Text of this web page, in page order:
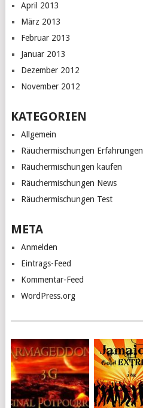
April 2013
März 2013
Februar 2013
Januar 2013
Dezember 2012
November 2012
KATEGORIEN
Allgemein
Räuchermischungen Erfahrungen
Räuchermischungen kaufen
Räuchermischungen News
Räuchermischungen Test
META
Anmelden
Eintrags-Feed
Kommentar-Feed
WordPress.org